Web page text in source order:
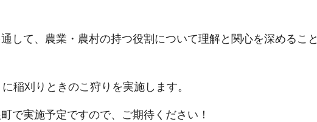
して、農業・農村の持つ役割について理解と関心を深めること
稲刈りときのこ狩りを実施します。
で実施予定ですので、ご期待ください！